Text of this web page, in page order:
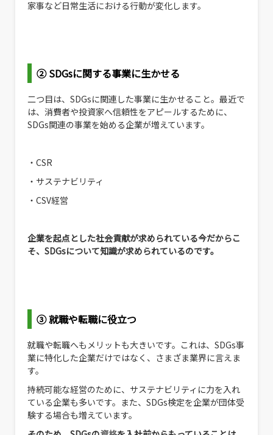
家事など日常生活における行動が変化します。
② SDGsに関する事業に生かせる
二つ目は、SDGsに関連した事業に生かせること。最近で
は、消費者や投資家へ信頼性をアピールするために、
SDGs関連の事業を始める企業が増えています。
・CSR
・サステナビリティ
・CSV経営
企業を起点とした社会貢献が求められている今だからこ
そ、SDGsについて知識が求められているのです。
③ 就職や転職に役立つ
就職や転職へもメリットも大きいです。これは、SDGs事
業に特化した企業だけではなく、さまざま業界に言えま
す。
持続可能な経営のために、サステナビリティに力を入れ
ている企業も多いです。また、SDGs検定を企業が団体受
験する場合も増えています。